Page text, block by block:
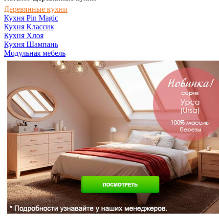
Деревянные кухни
Кухня Pin Magic
Кухня Классик
Кухня Хлоя
Кухня Шампань
Модульная мебель